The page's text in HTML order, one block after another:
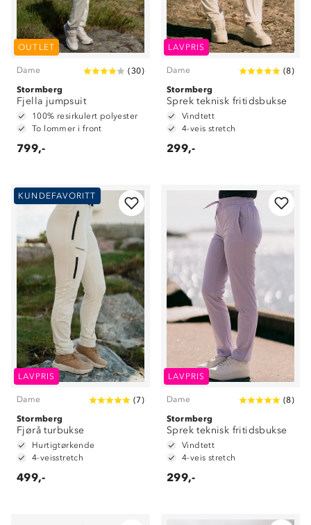
OUTLET
Dame (30)
Stormberg
Fjella jumpsuit
100% resirkulert polyester
To lommer i front
799,-
LAVPRIS
Dame (8)
Stormberg
Sprek teknisk fritidsbukse
Vindtett
4-veis stretch
299,-
KUNDEFAVORITT
LAVPRIS
Dame (7)
Stormberg
Fjørå turbukse
Hurtigtørkende
4-veisstretch
499,-
LAVPRIS
Dame (8)
Stormberg
Sprek teknisk fritidsbukse
Vindtett
4-veis stretch
299,-